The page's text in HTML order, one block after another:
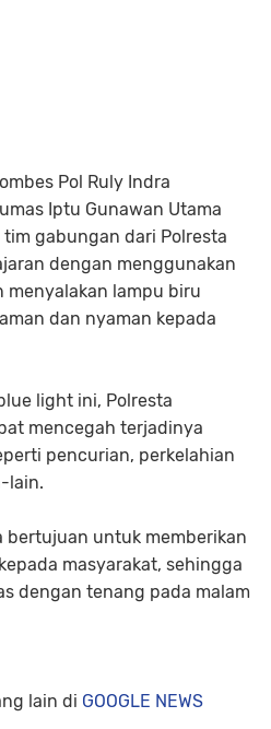
Pol Ruly Indra
Iptu Gunawan Utama
gabungan dari Polresta
dengan menggunakan
menyalakan lampu biru
dan nyaman kepada
light ini, Polresta
mencegah terjadinya
pencurian, perkelahian
lain.
bertujuan untuk memberikan
masyarakat, sehingga
dengan tenang pada malam
lain di GOOGLE NEWS